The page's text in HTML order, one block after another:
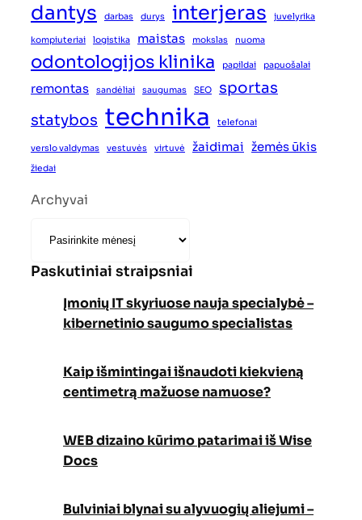
dantys darbas durys interjeras juvelyrika
kompiuteriai logistika maistas mokslas nuoma
odontologijos klinika papildai papuošalai
remontas sandėliai saugumas SEO
sportas
statybos technika telefonai
verslo valdymas vestuvės virtuvė žaidimai žemės ūkis
žiedai
Archyvai
Paskutiniai straipsniai
Įmonių IT skyriuose nauja specialybė –
kibernetinio saugumo specialistas
Kaip išmintingai išnaudoti kiekvieną
centimetrą mažuose namuose?
WEB dizaino kūrimo patarimai iš Wise
Docs
Bulviniai blynai su alyvuogių aliejumi –